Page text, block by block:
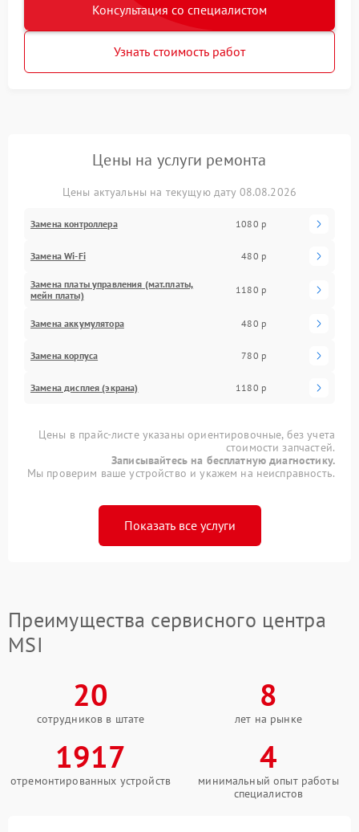
Консультация со специалистом
Узнать стоимость работ
Цены на услуги ремонта
Цены актуальны на текущую дату 08.08.2026
Замена контроллера 1080 р
Замена Wi-Fi 480 р
Замена платы управления (мат.платы,
мейн платы)
1180 р
Замена аккумулятора 480 р
Замена корпуса 780 р
Замена дисплея (экрана) 1180 р
Цены в прайс-листе указаны ориентировочные, без учета
стоимости запчастей.
Записывайтесь на бесплатную диагностику.
Мы проверим ваше устройство и укажем на неисправность.
Показать все услуги
Преимущества сервисного центра
MSI
20
сотрудников в штате
8
лет на рынке
1917
отремонтированных устройств
4
минимальный опыт работы
специалистов